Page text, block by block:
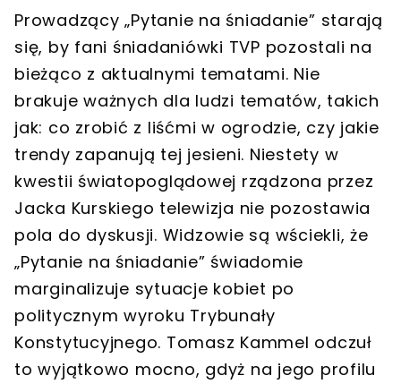
Prowadzący „Pytanie na śniadanie” starają
się, by fani śniadaniówki TVP pozostali na
bieżąco z aktualnymi tematami. Nie
brakuje ważnych dla ludzi tematów, takich
jak: co zrobić z liśćmi w ogrodzie, czy jakie
trendy zapanują tej jesieni. Niestety w
kwestii światopoglądowej rządzona przez
Jacka Kurskiego telewizja nie pozostawia
pola do dyskusji. Widzowie są wściekli, że
„Pytanie na śniadanie” świadomie
marginalizuje sytuacje kobiet po
politycznym wyroku Trybunały
Konstytucyjnego. Tomasz Kammel odczuł
to wyjątkowo mocno, gdyż na jego profilu